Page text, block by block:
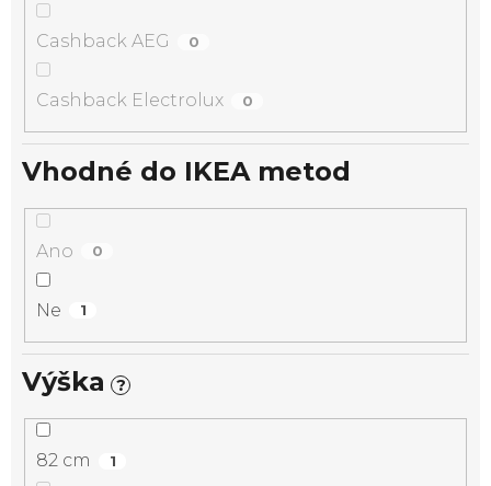
Cashback AEG 0
Cashback Electrolux 0
Vhodné do IKEA metod
Ano 0
Ne 1
Výška ?
82 cm 1